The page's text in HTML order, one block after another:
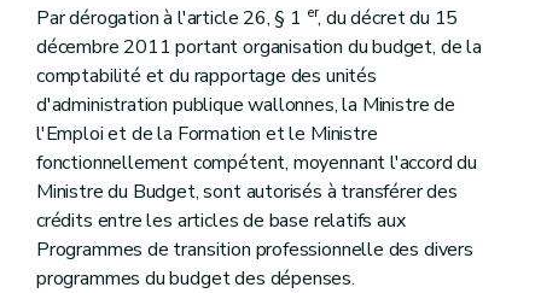
Par dérogation à l'article 26, § 1 er, du décret du 15
décembre 2011 portant organisation du budget, de la
comptabilité et du rapportage des unités
d'administration publique wallonnes, la Ministre de
l'Emploi et de la Formation et le Ministre
fonctionnellement compétent, moyennant l'accord du
Ministre du Budget, sont autorisés à transférer des
crédits entre les articles de base relatifs aux
Programmes de transition professionnelle des divers
programmes du budget des dépenses.